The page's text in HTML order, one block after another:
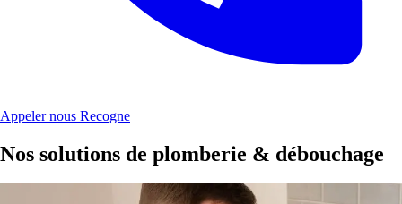
Appeler nous Recogne
Nos solutions de plomberie & débouchage